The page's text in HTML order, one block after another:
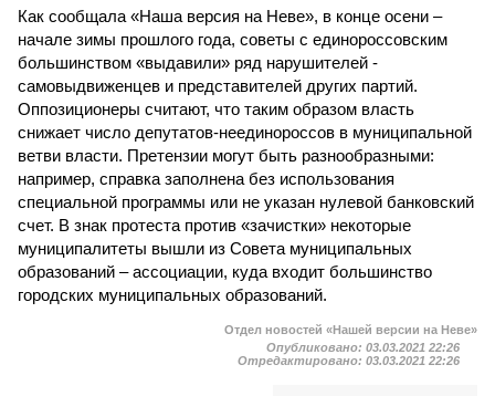
Как сообщала «Наша версия на Неве», в конце осени –
начале зимы прошлого года, советы с единороссовским
большинством «выдавили» ряд нарушителей -
самовыдвиженцев и представителей других партий.
Оппозиционеры считают, что таким образом власть
снижает число депутатов-неединороссов в муниципальной
ветви власти. Претензии могут быть разнообразными:
например, справка заполнена без использования
специальной программы или не указан нулевой банковский
счет. В знак протеста против «зачистки» некоторые
муниципалитеты вышли из Совета муниципальных
образований – ассоциации, куда входит большинство
городских муниципальных образований.
Отдел новостей «Нашей версии на Неве»
Опубликовано: 03.03.2021 22:26
Отредактировано: 03.03.2021 22:26